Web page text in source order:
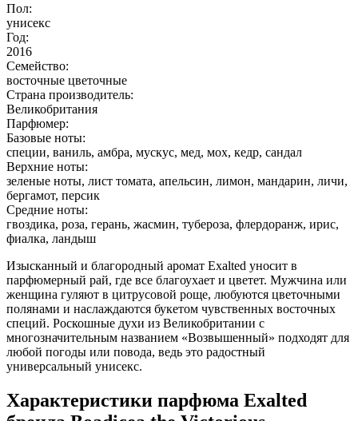
Пол:
унисекс
Год:
2016
Семейство:
восточные цветочные
Страна производитель:
Великобритания
Парфюмер:
Базовые ноты:
специи, ваниль, амбра, мускус, мед, мох, кедр, сандал
Верхние ноты:
зеленые ноты, лист томата, апельсин, лимон, мандарин, личи,
бергамот, персик
Средние ноты:
гвоздика, роза, герань, жасмин, тубероза, флердоранж, ирис,
фиалка, ландыш
Изысканный и благородный аромат Exalted уносит в
парфюмерный рай, где все благоухает и цветет. Мужчина или
женщина гуляют в цитрусовой роще, любуются цветочными
полянами и наслаждаются букетом чувственных восточных
специй. Роскошные духи из Великобритании с
многозначительным названием «Возвышенный» подходят для
любой погоды или повода, ведь это радостный
универсальный унисекс.
Характеристики парфюма Exalted